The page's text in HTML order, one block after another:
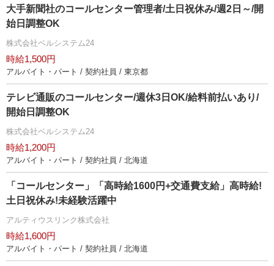
大手新聞社のコールセンター管理者/土日祝休み/週2日～/開
始日調整OK
株式会社ベルシステム24
時給1,500円
アルバイト・パート / 契約社員 / 東京都
テレビ通販のコールセンター/週休3日OK/給料前払いあり/
開始日調整OK
株式会社ベルシステム24
時給1,200円
アルバイト・パート / 契約社員 / 北海道
「コールセンター」「高時給1600円+交通費支給」高時給!
土日祝休み!未経験活躍中
アルティウスリンク株式会社
時給1,600円
アルバイト・パート / 契約社員 / 北海道